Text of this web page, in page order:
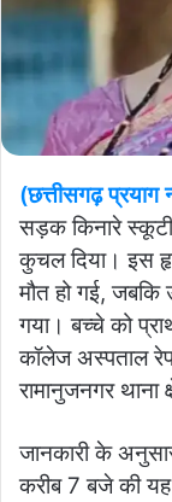
(छत्तीसगढ़ प्रयाग
सड़क किनारे
कुचल दिया। इस
मौत हो गई, जबकि
गया। बच्चे को
कॉलेज अस्पताल
रामानुजनगर थाना
जानकारी के
करीब 7 बजे की यह